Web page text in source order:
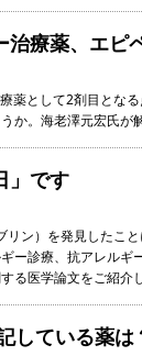
療薬、エピ
薬として2剤目とな
か。海老澤元宏氏が
」です
ン）を発見したこ
ー診療、抗アレル
る医学論文をご紹介
している薬は